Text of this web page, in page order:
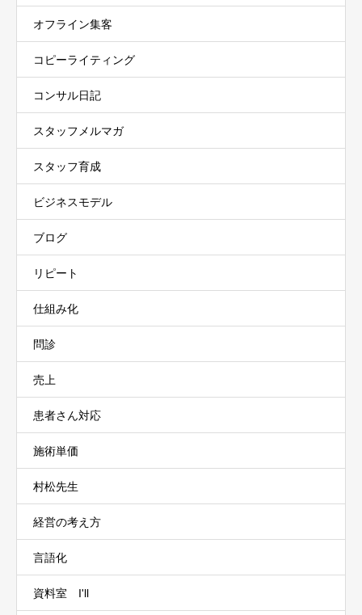
オフライン集客
コピーライティング
コンサル日記
スタッフメルマガ
スタッフ育成
ビジネスモデル
ブログ
リピート
仕組み化
問診
売上
患者さん対応
施術単価
村松先生
経営の考え方
言語化
資料室 I'll